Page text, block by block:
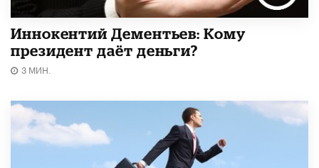
Иннокентий Дементьев: Кому
президент даёт деньги?
3 МИН.